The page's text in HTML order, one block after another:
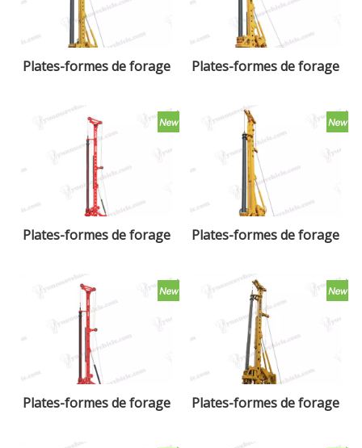
Plates-formes de forage
Plates-formes de forage
Plates-formes de forage
Plates-formes de forage
Plates-formes de forage
Plates-formes de forage